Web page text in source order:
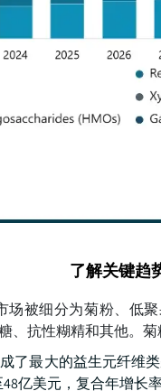
了解关键趋
被细分为菊粉、低
、抗性糊精和其他。
了最大的益生元纤维
亿美元，复合年增长